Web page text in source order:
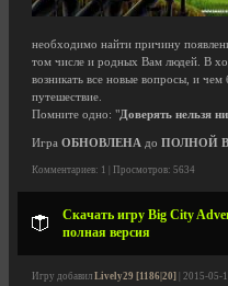
необходимо найти причину
том числе и родных Вам людей. В
возникать все новые вопросы, и
путешествие.
Помните одно: "Доверять нельзя
Игра ОБНОВЛЕНА до ПОЛНОЙ
Комментариев: 1 | Просмотров: 5634
Скачать игру Big City
полная версия
Игру добавил Lively29 [1186|20] | 2015-05-